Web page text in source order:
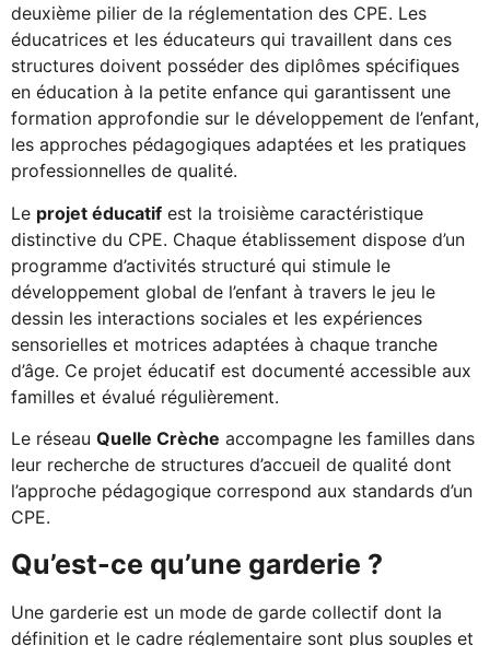
deuxième pilier de la réglementation des CPE. Les
éducatrices et les éducateurs qui travaillent dans ces
structures doivent posséder des diplômes spécifiques
en éducation à la petite enfance qui garantissent une
formation approfondie sur le développement de l’enfant,
les approches pédagogiques adaptées et les pratiques
professionnelles de qualité.
Le projet éducatif est la troisième caractéristique
distinctive du CPE. Chaque établissement dispose d’un
programme d’activités structuré qui stimule le
développement global de l’enfant à travers le jeu le
dessin les interactions sociales et les expériences
sensorielles et motrices adaptées à chaque tranche
d’âge. Ce projet éducatif est documenté accessible aux
familles et évalué régulièrement.
Le réseau Quelle Crèche accompagne les familles dans
leur recherche de structures d’accueil de qualité dont
l’approche pédagogique correspond aux standards d’un
CPE.
Qu’est-ce qu’une garderie ?
Une garderie est un mode de garde collectif dont la
définition et le cadre réglementaire sont plus souples et